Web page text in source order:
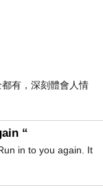
有，深刻體會人情
“
in to you again. It